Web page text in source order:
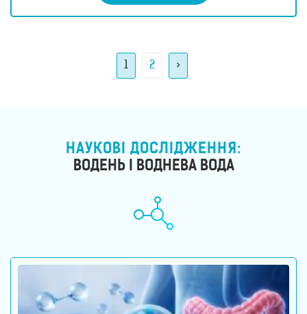
1 2 >
НАУКОВІ ДОСЛІДЖЕННЯ:
ВОДЕНЬ І ВОДНЕВА ВОДА